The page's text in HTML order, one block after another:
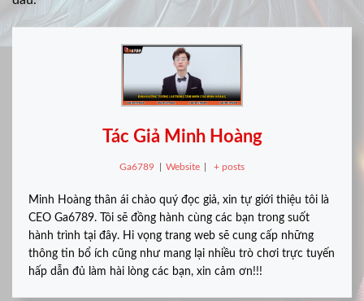
Tác Giả Minh Hoàng
Ga6789 Website + posts
Minh Hoàng thân ái chào quý đọc giả, xin tự giới thiệu tôi là
CEO Ga6789. Tôi sẽ đồng hành cùng các bạn trong suốt
hành trình tại đây. Hi vọng trang web sẽ cung cấp những
thông tin bổ ích cũng như mang lại nhiều trò chơi trực tuyến
hấp dẫn đủ làm hài lòng các bạn, xin cảm ơn!!!